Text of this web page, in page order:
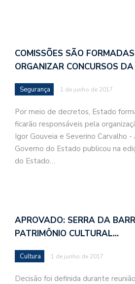
COMISSÕES SÃO
ORGANIZAR CONCURSOS
Segurança 1 de junho de 2017
Por meio de decretos, Estado
ficarão responsáveis pela
Igor Gouveia e Severino Carvalho -
Governo do Estado publicou na
do Estado…
APROVADO: SERRA DA
PATRIMÔNIO CULTURAL…
Cultura 1 de junho de 2017
Decisão foi definida durante